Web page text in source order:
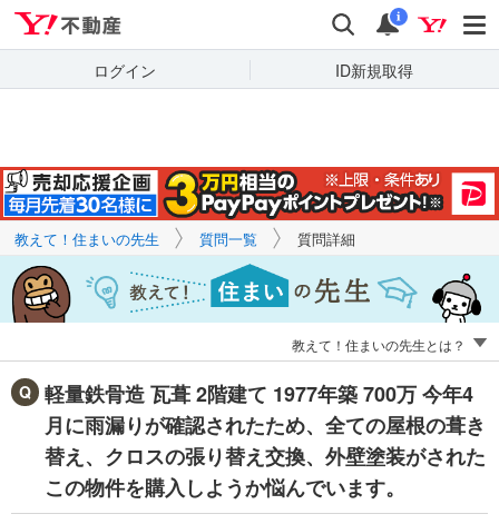
検索 通知
i
ログイン ID新規取得
キーワードで
質問を探す
教えて！住まいの先生 質問一覧 質問詳細
教えて！住まいの先生とは？
軽量鉄骨造 瓦葺 2階建て 1977年築 700万 今年4
月に雨漏りが確認されたため、全ての屋根の葺き
替え、クロスの張り替え交換、外壁塗装がされた
この物件を購入しようか悩んでいます。